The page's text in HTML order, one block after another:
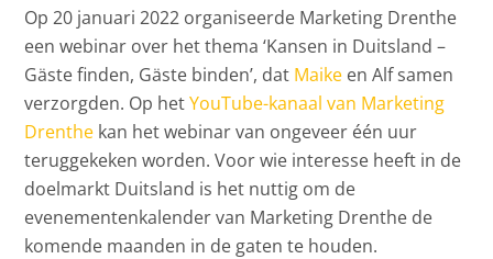
Op 20 januari 2022 organiseerde Marketing Drenthe
een webinar over het thema ‘Kansen in Duitsland –
Gäste finden, Gäste binden’, dat Maike en Alf samen
verzorgden. Op hetYouTube-kanaal van Marketing
Drenthe kan het webinar van ongeveer één uur
teruggekeken worden. Voor wie interesse heeft in de
doelmarkt Duitsland is het nuttig om de
evenementenkalender van Marketing Drenthe de
komende maanden in de gaten te houden.